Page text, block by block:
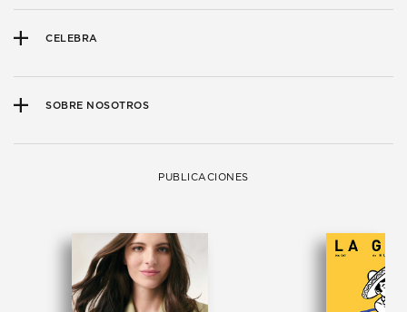
CELEBRA
SOBRE NOSOTROS
PUBLICACIONES